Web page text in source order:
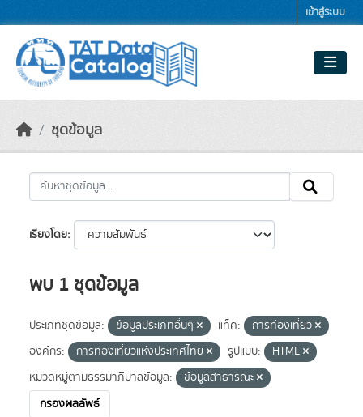
เข้าสู่ระบบ
ชุดข้อมูล
เรียงโดย
พบ 1 ชุดข้อมูล
ประเภทชุดข้อมูล: ข้อมูลประเภทอื่นๆ แท็ค:
การท่องเที่ยว
องค์กร:
การท่องเที่ยวแห่งประเทศไทย รูปแบบ:
HTML
หมวดหมู่ตามธรรมาภิบาลข้อมูล:
ข้อมูลสาธารณะ
กรองผลลัพธ์